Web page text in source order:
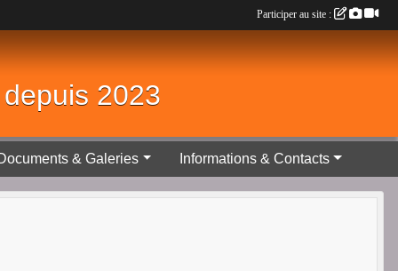
2023
& Galeries Informations & Contacts
Participer au site :